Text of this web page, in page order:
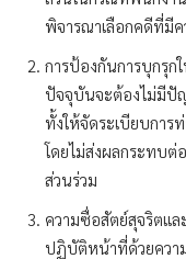
พิจารณาเลือกคดีที่มี
การป้องกันการบุกรุก
ปัจจุบันจะต้องไม่มีปั
ทั้งให้จัดระเบียบการ
โดยไม่ส่งผลกระทบ
ส่วนร่วม
ความซื่อสัตย์สุจริตแล
ปฏิบัติหน้าที่ด้วยควา